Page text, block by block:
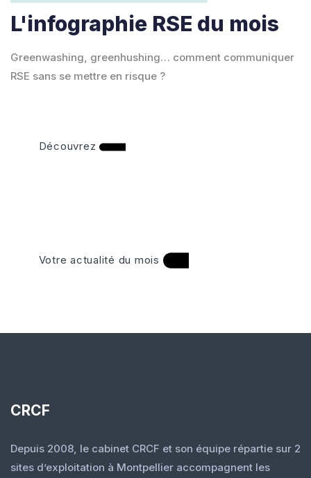
L'infographie RSE du mois
Greenwashing, greenhushing… comment communiquer
RSE sans se mettre en risque ?
Découvrez
Votre actualité du mois
CRCF
Depuis 2008, le cabinet CRCF et son équipe répartie sur 2
sites d’exploitation à Montpellier accompagnent les